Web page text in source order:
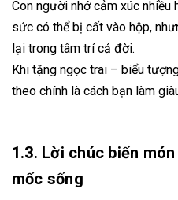
Con người nhớ cảm xúc
sức có thể bị cất vào hộp,
lại trong tâm trí cả đời.
Khi tặng ngọc trai – biểu
theo chính là cách bạn làm
1.3. Lời chúc biến
mốc sống